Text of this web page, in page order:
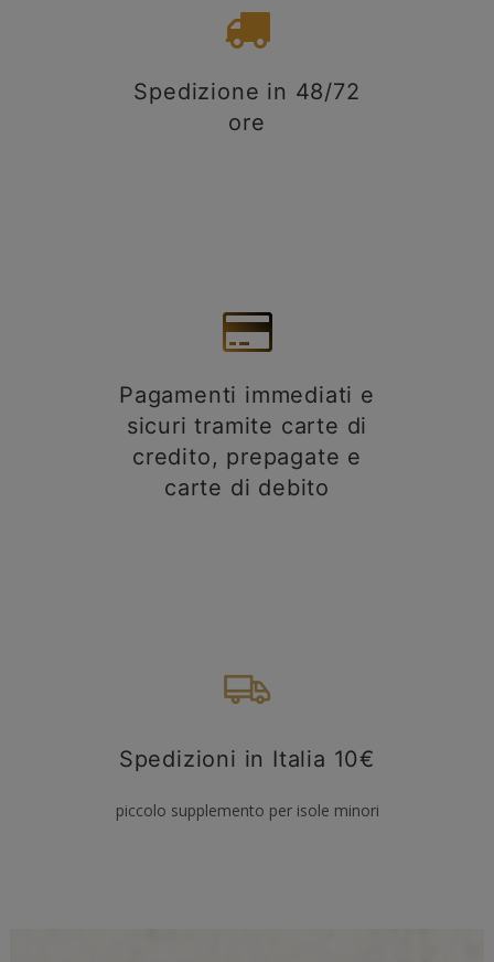
Spedizione in 48/72
ore
Pagamenti immediati e
sicuri tramite carte di
credito, prepagate e
carte di debito
Spedizioni in Italia 10€
piccolo supplemento per isole minori
Questo si chiuderà in